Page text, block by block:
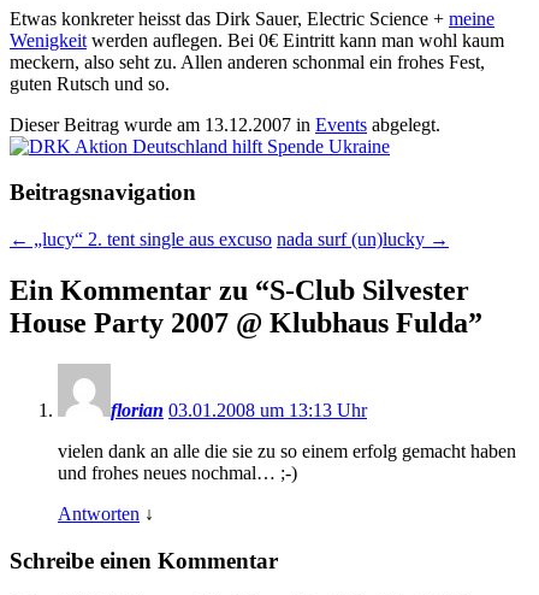
Etwas konkreter heisst das Dirk Sauer, Electric Science + meine
Wenigkeit werden auflegen. Bei 0€ Eintritt kann man wohl kaum
meckern, also seht zu. Allen anderen schonmal ein frohes Fest,
guten Rutsch und so.
Dieser Beitrag wurde am 13.12.2007 in Events abgelegt.
Beitragsnavigation
← „lucy“ 2. tent single aus excuso nada surf (un)lucky →
Ein Kommentar zu “S-Club Silvester
House Party 2007 @ Klubhaus Fulda”
florian 03.01.2008 um 13:13 Uhr
vielen dank an alle die sie zu so einem erfolg gemacht haben
und frohes neues nochmal… ;-)
Antworten ↓
Schreibe einen Kommentar